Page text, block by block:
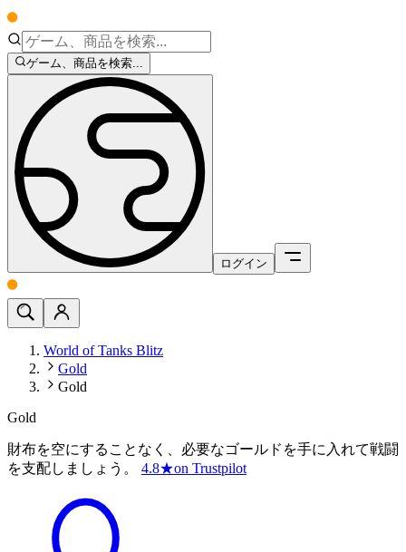
ゲーム、商品を検索...
ログイン
World of Tanks Blitz
Gold
Gold
Gold
財布を空にすることなく、必要なゴールドを手に入れて戦闘
を支配しましょう。
4.8★on Trustpilot